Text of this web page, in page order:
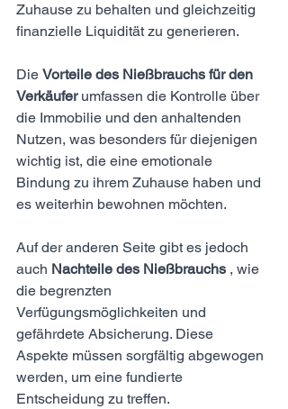
Zuhause zu behalten und gleichzeitig
finanzielle Liquidität zu generieren.
Die Vorteile des Nießbrauchs für den
Verkäufer umfassen die Kontrolle über
die Immobilie und den anhaltenden
Nutzen, was besonders für diejenigen
wichtig ist, die eine emotionale
Bindung zu ihrem Zuhause haben und
es weiterhin bewohnen möchten.
Auf der anderen Seite gibt es jedoch
auch Nachteile des Nießbrauchs , wie
die begrenzten
Verfügungsmöglichkeiten und
gefährdete Absicherung. Diese
Aspekte müssen sorgfältig abgewogen
werden, um eine fundierte
Entscheidung zu treffen.